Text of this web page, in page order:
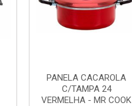
PANELA CACAROLA
C/TAMPA 24
VERMELHA - MR COOK